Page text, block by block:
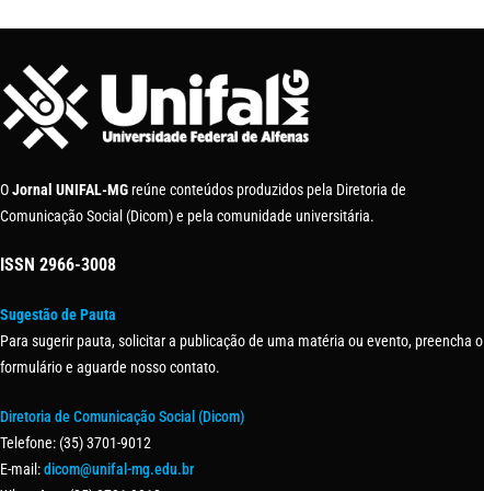
OJornal UNIFAL-MG reúne conteúdos produzidos pela Diretoria de
Comunicação Social (Dicom) e pela comunidade universitária.
ISSN 2966-3008
Sugestão de Pauta
Para sugerir pauta, solicitar a publicação de uma matéria ou evento, preencha o
formulário e aguarde nosso contato.
Diretoria de Comunicação Social (Dicom)
Telefone: (35) 3701-9012
E-mail:dicom@unifal-mg.edu.br